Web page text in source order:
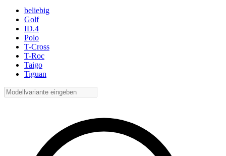
beliebig
Golf
ID.4
Polo
T-Cross
T-Roc
Taigo
Tiguan